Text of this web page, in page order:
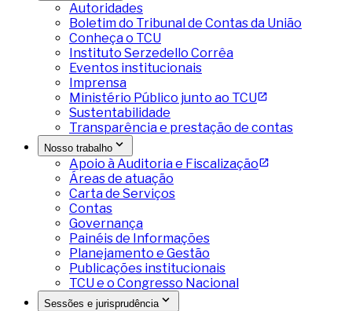
Autoridades
Boletim do Tribunal de Contas da União
Conheça o TCU
Instituto Serzedello Corrêa
Eventos institucionais
Imprensa
Ministério Público junto ao TCU
Sustentabilidade
Transparência e prestação de contas
Nosso trabalho
Apoio à Auditoria e Fiscalização
Áreas de atuação
Carta de Serviços
Contas
Governança
Painéis de Informações
Planejamento e Gestão
Publicações institucionais
TCU e o Congresso Nacional
Sessões e jurisprudência